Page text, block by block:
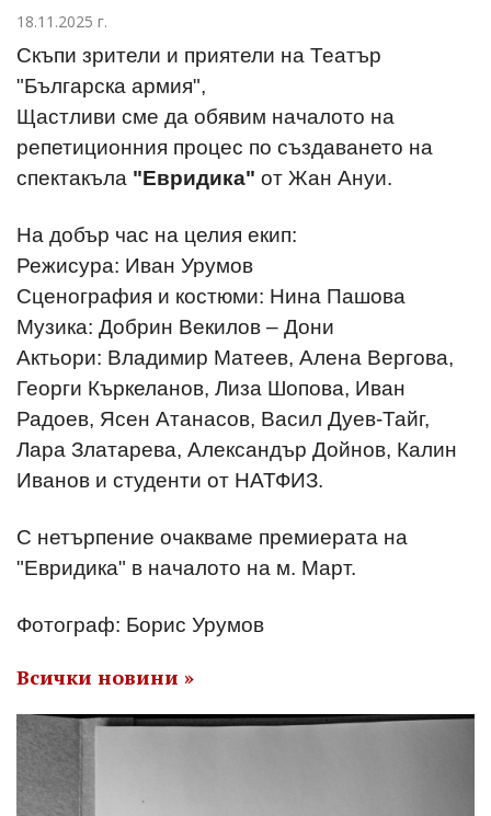
18.11.2025 г.
Скъпи зрители и приятели на Театър
"Българска армия",
Щастливи сме да обявим началото на
репетиционния процес по създаването на
спектакъла "Евридика" от Жан Ануи.
На добър час на целия екип:
Режисура: Иван Урумов
Сценография и костюми: Нина Пашова
Музика: Добрин Векилов – Дони
Актьори: Владимир Матеев, Алена Вергова,
Георги Къркеланов, Лиза Шопова, Иван
Радоев, Ясен Атанасов, Васил Дуев-Тайг,
Лара Златарева, Александър Дойнов, Калин
Иванов и студенти от НАТФИЗ.
С нетърпение очакваме премиерата на
"Евридика" в началото на м. Март.
Фотограф: Борис Урумов
Всички новини »